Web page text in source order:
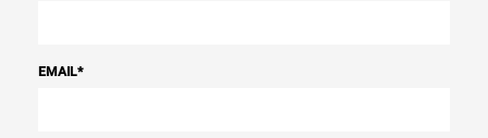
EMAIL*